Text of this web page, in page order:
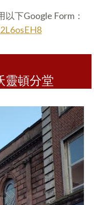
下Google Form：
靈頓分堂